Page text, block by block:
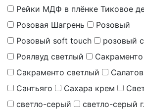
Рейки МДФ в плёнке Тиковое
Розовая Шагрень
Розовый
Розовый soft touch
розовый
Роялвуд светлый
Сакраменто
Сакраменто светлый
Сантьяго
Сахара крем
светло-серый
светло-серый